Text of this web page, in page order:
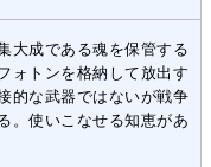
大成である魂を保管する
ォトンを格納して放出す
的な武器ではないが戦争
。使いこなせる知恵があ